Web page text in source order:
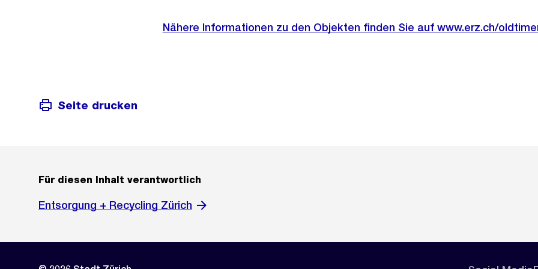
Nähere Informationen zu den Objekten finden Sie auf www.erz.ch/
Seite drucken
Für diesen Inhalt verantwortlich
Entsorgung + Recycling Zürich